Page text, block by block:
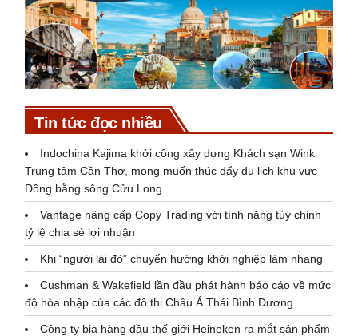
Tin tức đọc nhiều
Indochina Kajima khởi công xây dựng Khách sạn Wink
Trung tâm Cần Thơ, mong muốn thúc đẩy du lịch khu vực
Đồng bằng sông Cửu Long
Vantage nâng cấp Copy Trading với tính năng tùy chỉnh
tỷ lệ chia sẻ lợi nhuận
Khi “người lái đò” chuyển hướng khởi nghiệp làm nhang
Cushman & Wakefield lần đầu phát hành báo cáo về mức
độ hòa nhập của các đô thị Châu Á Thái Bình Dương
Công ty bia hàng đầu thế giới Heineken ra mắt sản phẩm